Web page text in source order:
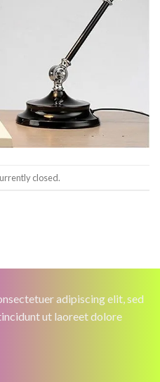
closed.
adipiscing elit, sed
ut laoreet dolore